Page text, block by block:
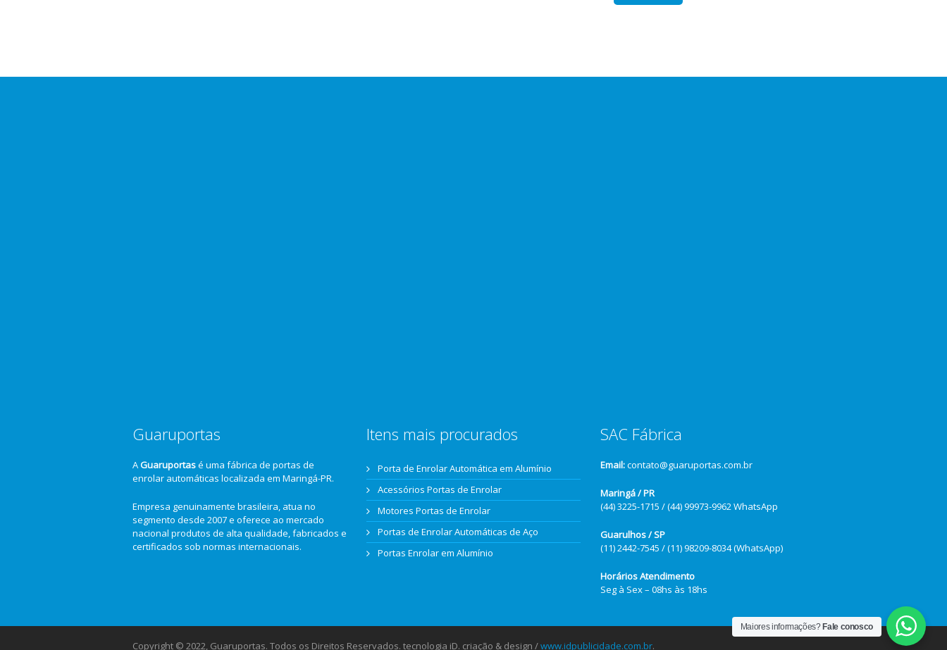
Guaruportas
AGuaruportasé uma fábrica de portas de
enrolar automáticas localizada em Maringá-PR.
Empresa genuinamente brasileira, atua no
segmento desde 2007 e oferece ao mercado
nacional produtos de alta qualidade, fabricados e
certificados sob normas internacionais.
Itens mais procurados
Porta de Enrolar Automática em Alumínio
Acessórios Portas de Enrolar
Motores Portas de Enrolar
Portas de Enrolar Automáticas de Aço
Portas Enrolar em Alumínio
SAC Fábrica
Email:contato@guaruportas.com.br
Maringá / PR
(44) 3225-1715 / (44) 99973-9962 WhatsApp
Guarulhos / SP
(11) 2442-7545 / (11) 98209-8034 (WhatsApp)
Horários Atendimento
Seg à Sex – 08hs às 18hs
Copyright © 2022, Guaruportas. Todos os Direitos Reservados. tecnologia iD. criação & design /www.idpublicidade.com.br.
Maiores informações? Fale conosco